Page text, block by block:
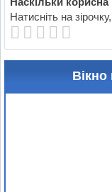
Натисніть на